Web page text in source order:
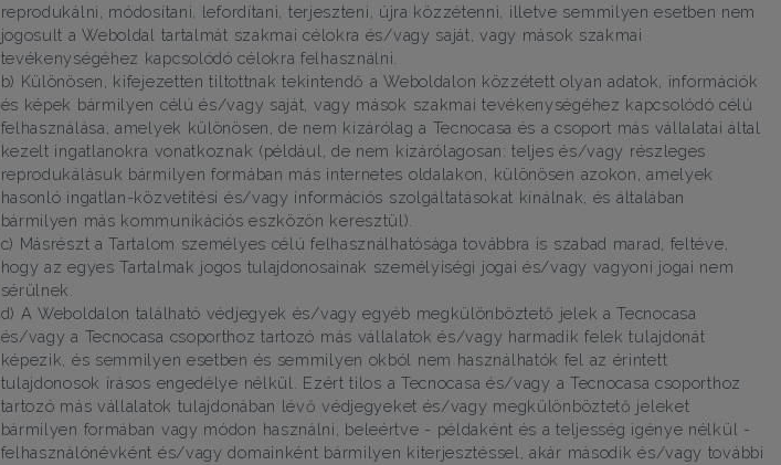
reprodukálni, módosítani, lefordítani, terjeszteni, újra közzétenni, illetve semmilyen esetben nem
jogosult a Weboldal tartalmát szakmai célokra és/vagy saját, vagy mások szakmai
tevékenységéhez kapcsolódó célokra felhasználni.
b) Különösen, kifejezetten tiltottnak tekintendő a Weboldalon közzétett olyan adatok, információk
és képek bármilyen célú és/vagy saját, vagy mások szakmai tevékenységéhez kapcsolódó célú
felhasználása, amelyek különösen, de nem kizárólag a Tecnocasa és a csoport más vállalatai által
kezelt ingatlanokra vonatkoznak (például, de nem kizárólagosan: teljes és/vagy részleges
reprodukálásuk bármilyen formában más internetes oldalakon, különösen azokon, amelyek
hasonló ingatlan-közvetítési és/vagy információs szolgáltatásokat kínálnak, és általában
bármilyen más kommunikációs eszközön keresztül).
c) Másrészt a Tartalom személyes célú felhasználhatósága továbbra is szabad marad, feltéve,
hogy az egyes Tartalmak jogos tulajdonosainak személyiségi jogai és/vagy vagyoni jogai nem
sérülnek.
d) A Weboldalon található védjegyek és/vagy egyéb megkülönböztető jelek a Tecnocasa
és/vagy a Tecnocasa csoporthoz tartozó más vállalatok és/vagy harmadik felek tulajdonát
képezik, és semmilyen esetben és semmilyen okból nem használhatók fel az érintett
tulajdonosok írásos engedélye nélkül. Ezért tilos a Tecnocasa és/vagy a Tecnocasa csoporthoz
tartozó más vállalatok tulajdonában lévő védjegyeket és/vagy megkülönböztető jeleket
bármilyen formában vagy módon használni, beleértve - példaként és a teljesség igénye nélkül -
felhasználónévként és/vagy domainként bármilyen kiterjesztéssel, akár második és/vagy további